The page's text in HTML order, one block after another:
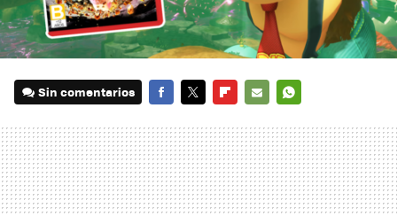
Sin comentarios
MAIL